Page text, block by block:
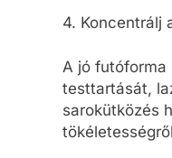
4. Koncentrálj
A jó futóforma
testtartását,
sarokütközés